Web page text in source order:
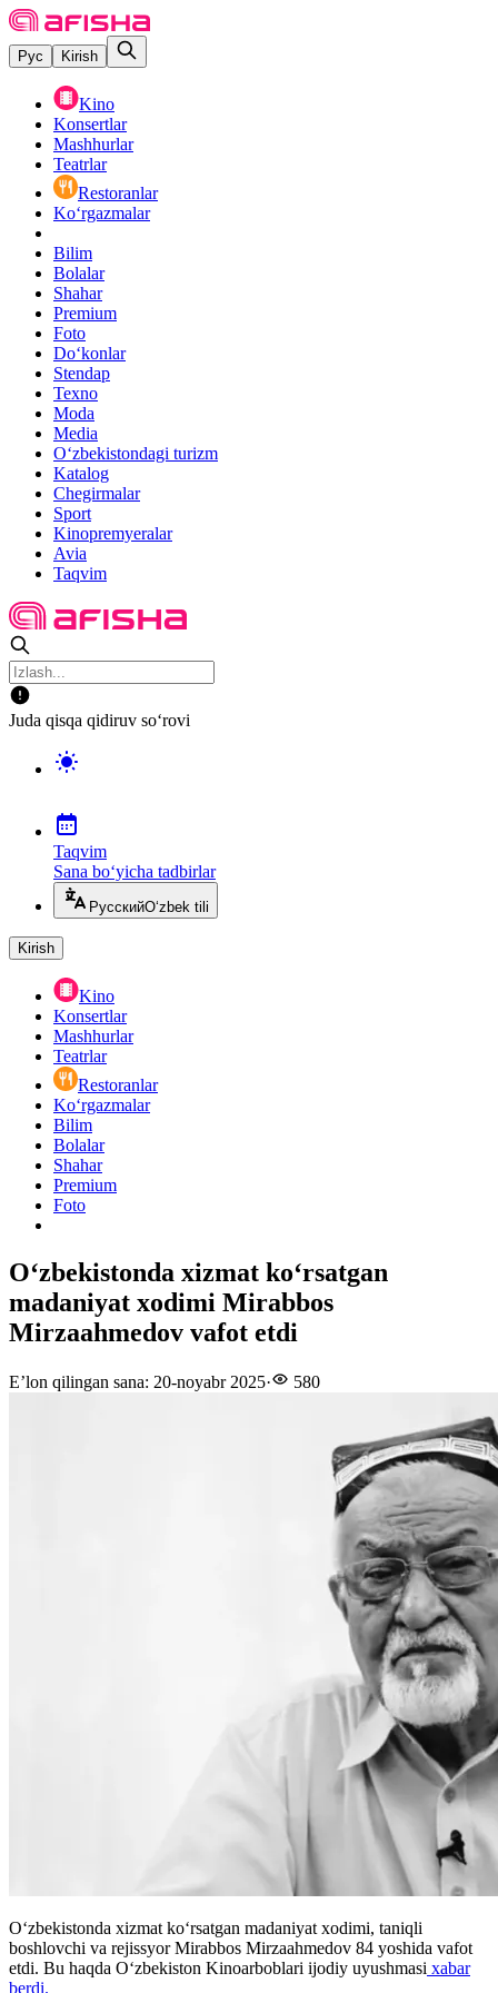
Рус Kirish
Kino
Konsertlar
Mashhurlar
Teatrlar
Restoranlar
Ko‘rgazmalar
Bilim
Bolalar
Shahar
Premium
Foto
Do‘konlar
Stendap
Texno
Moda
Media
O‘zbekistondagi turizm
Katalog
Chegirmalar
Sport
Kinopremyeralar
Avia
Taqvim
Juda qisqa qidiruv so‘rovi
Taqvim
Sana bo‘yicha tadbirlar
РусскийO‘zbek tili
Kirish
Kino
Konsertlar
Mashhurlar
Teatrlar
Restoranlar
Ko‘rgazmalar
Bilim
Bolalar
Shahar
Premium
Foto
O‘zbekistonda xizmat ko‘rsatgan
madaniyat xodimi Mirabbos
Mirzaahmedov vafot etdi
E’lon qilingan sana: 20-noyabr 2025· 580
O‘zbekistonda xizmat ko‘rsatgan madaniyat xodimi, taniqli
boshlovchi va rejissyor Mirabbos Mirzaahmedov 84 yoshida vafot
etdi. Bu haqda Oʻzbekiston Kinoarboblari ijodiy uyushmasi xabar
berdi.